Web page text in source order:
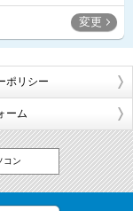
変更
ポリシー
ーム
コン